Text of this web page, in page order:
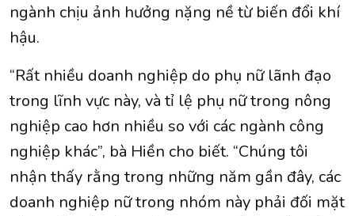
ngành chịu ảnh hưởng nặng nề từ biến đổi khí
hậu.
“Rất nhiều doanh nghiệp do phụ nữ lãnh đạo
trong lĩnh vực này, và tỉ lệ phụ nữ trong nông
nghiệp cao hơn nhiều so với các ngành công
nghiệp khác”, bà Hiền cho biết. “Chúng tôi
nhận thấy rằng trong những năm gần đây, các
doanh nghiệp nữ trong nhóm này phải đối mặt